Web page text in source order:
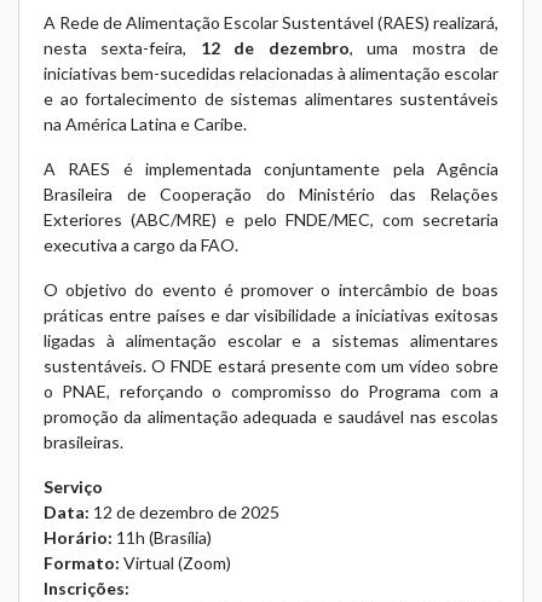
A Rede de Alimentação Escolar Sustentável (RAES) realizará,
nesta sexta-feira, 12 de dezembro, uma mostra de
iniciativas bem-sucedidas relacionadas à alimentação escolar
e ao fortalecimento de sistemas alimentares sustentáveis
na América Latina e Caribe.
A RAES é implementada conjuntamente pela Agência
Brasileira de Cooperação do Ministério das Relações
Exteriores (ABC/MRE) e pelo FNDE/MEC, com secretaria
executiva a cargo da FAO.
O objetivo do evento é promover o intercâmbio de boas
práticas entre países e dar visibilidade a iniciativas exitosas
ligadas à alimentação escolar e a sistemas alimentares
sustentáveis. O FNDE estará presente com um vídeo sobre
o PNAE, reforçando o compromisso do Programa com a
promoção da alimentação adequada e saudável nas escolas
brasileiras.
Serviço
Data: 12 de dezembro de 2025
Horário: 11h (Brasília)
Formato: Virtual (Zoom)
Inscrições: